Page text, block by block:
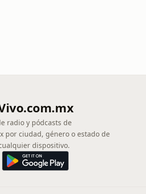
radio y pódcasts de
por ciudad, género o estado de
dispositivo.